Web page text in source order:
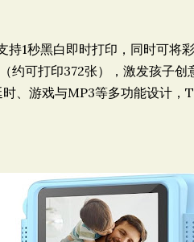
持1秒黑白即时打印，同时可将
约可打印372张），激发孩子创
、游戏与MP3等多功能设计，